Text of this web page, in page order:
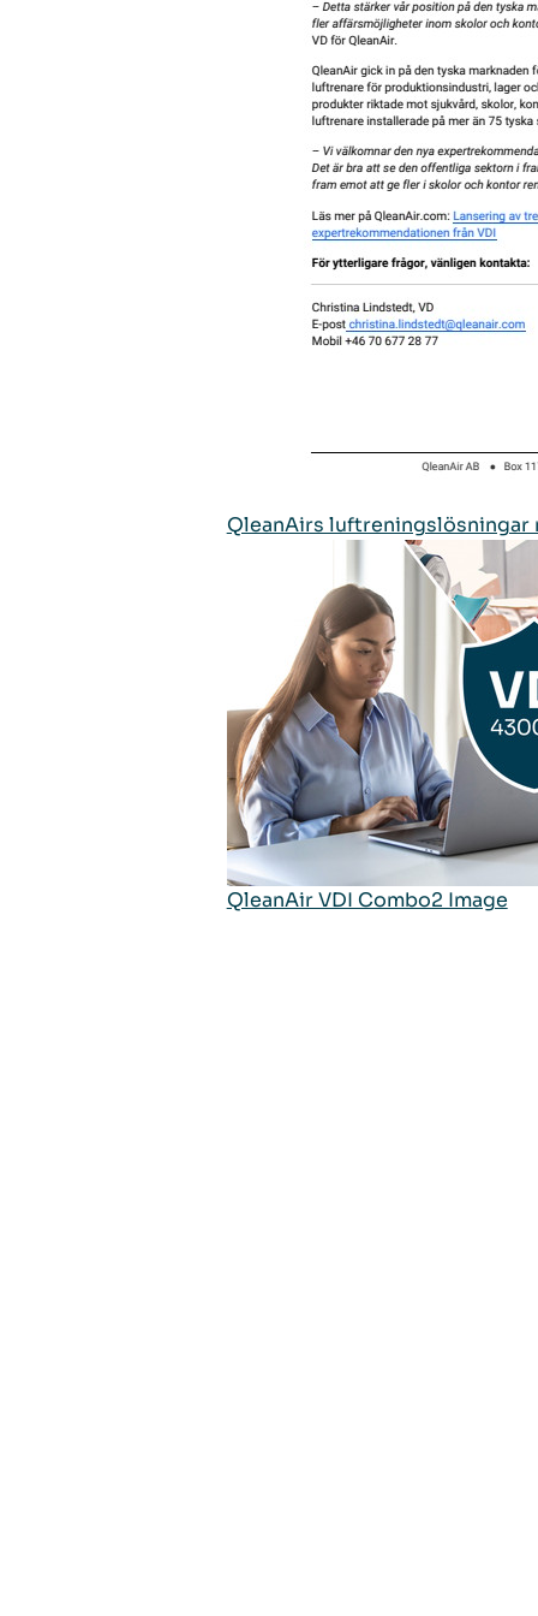
QleanAirs luftreningslösningar
QleanAir VDI Combo2 Image